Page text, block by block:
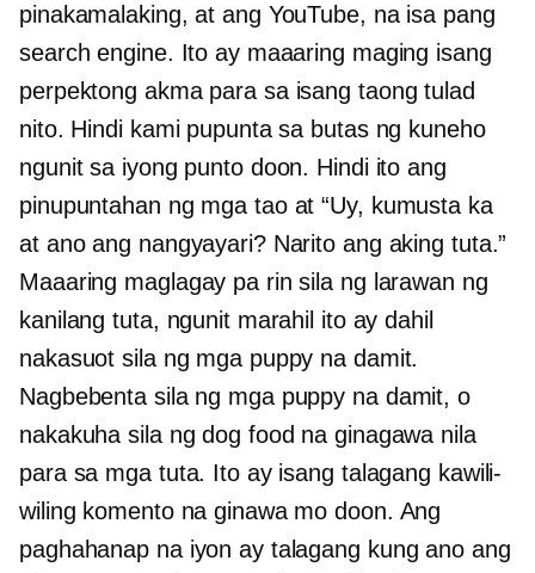
pinakamalaking, at ang YouTube, na isa pang
search engine. Ito ay maaaring maging isang
perpektong akma para sa isang taong tulad
nito. Hindi kami pupunta sa butas ng kuneho
ngunit sa iyong punto doon. Hindi ito ang
pinupuntahan ng mga tao at “Uy, kumusta ka
at ano ang nangyayari? Narito ang aking tuta.”
Maaaring maglagay pa rin sila ng larawan ng
kanilang tuta, ngunit marahil ito ay dahil
nakasuot sila ng mga puppy na damit.
Nagbebenta sila ng mga puppy na damit, o
nakakuha sila ng dog food na ginagawa nila
para sa mga tuta. Ito ay isang talagang kawili-
wiling komento na ginawa mo doon. Ang
paghahanap na iyon ay talagang kung ano ang